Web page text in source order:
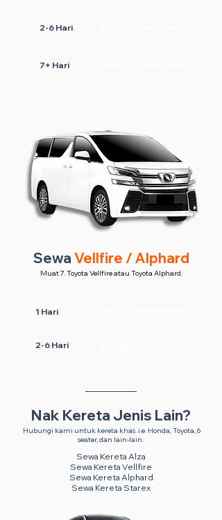
2-6 Hari
7+ Hari
Sewa Vellfire / Alphard
Muat 7. Toyota Vellfire atau Toyota Alphard.
1 Hari
2-6 Hari
Nak Kereta Jenis Lain?
Hubungi kami untuk kereta khas. i.e. Honda, Toyota, 6
seater, dan lain-lain.
Sewa Kereta Alza
Sewa Kereta Vellfire
Sewa Kereta Alphard
Sewa Kereta Starex